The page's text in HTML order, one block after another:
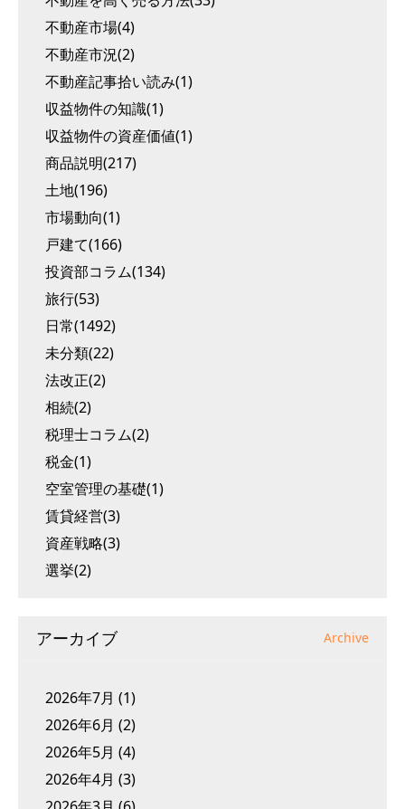
不動産市場(4)
不動産市況(2)
不動産記事拾い読み(1)
収益物件の知識(1)
収益物件の資産価値(1)
商品説明(217)
土地(196)
市場動向(1)
戸建て(166)
投資部コラム(134)
旅行(53)
日常(1492)
未分類(22)
法改正(2)
相続(2)
税理士コラム(2)
税金(1)
空室管理の基礎(1)
賃貸経営(3)
資産戦略(3)
選挙(2)
アーカイブ Archive
2026年7月 (1)
2026年6月 (2)
2026年5月 (4)
2026年4月 (3)